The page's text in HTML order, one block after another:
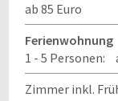
ab 85 Euro
Ferienwohnung
1 - 5 Personen:
Zimmer inkl.